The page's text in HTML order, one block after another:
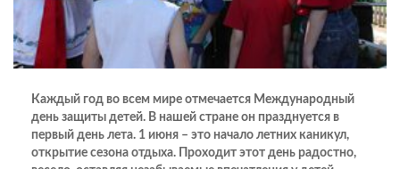
Каждый год во всем мире отмечается Международный
день защиты детей. В нашей стране он празднуется в
первый день лета. 1 июня – это начало летних каникул,
открытие сезона отдыха. Проходит этот день радостно,